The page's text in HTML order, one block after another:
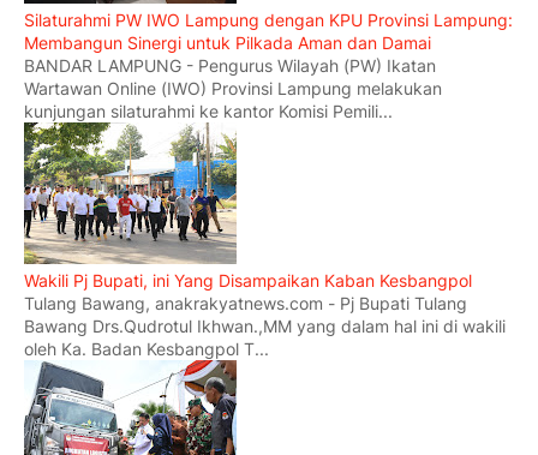
Silaturahmi PW IWO Lampung dengan KPU Provinsi Lampung:
Membangun Sinergi untuk Pilkada Aman dan Damai
BANDAR LAMPUNG - Pengurus Wilayah (PW) Ikatan
Wartawan Online (IWO) Provinsi Lampung melakukan
kunjungan silaturahmi ke kantor Komisi Pemili...
Wakili Pj Bupati, ini Yang Disampaikan Kaban Kesbangpol
Tulang Bawang, anakrakyatnews.com - Pj Bupati Tulang
Bawang Drs.Qudrotul Ikhwan.,MM yang dalam hal ini di wakili
oleh Ka. Badan Kesbangpol T...